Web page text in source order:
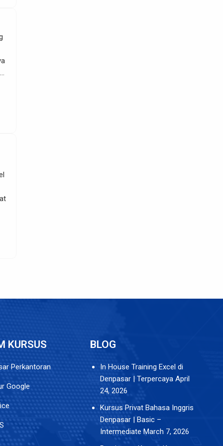
KURSUS
Perkantoran
Google
BLOG
In House Training Excel di
Denpasar | Terpercaya April
24, 2026
Kursus Privat Bahasa Inggris
Denpasar | Basic –
Intermediate March 7, 2026